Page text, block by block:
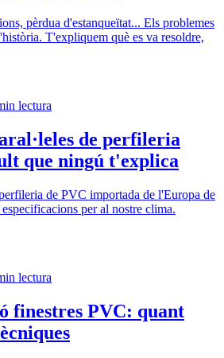
pèrdua d'estanqueïtat... Els problemes
T'expliquem què es va resoldre,
lectura
de perfileria
que ningú t'explica
de PVC importada de l'Europa de
per al nostre clima.
lectura
finestres PVC: quant